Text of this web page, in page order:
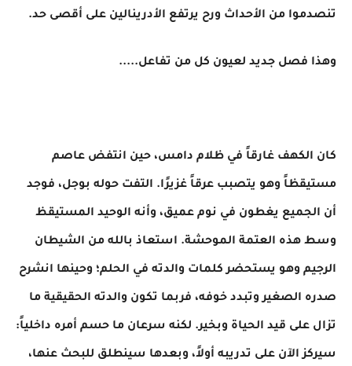
تنصدموا من الأحداث ورح يرتفع الأدرينالين على أقصى حد.
وهذا فصل جديد لعيون كل من تفاعل.....
​كان الكهف غارقاً في ظلام دامس، حين انتفض عاصم
مستيقظاً وهو يتصبب عرقاً غزيرًا. التفت حوله بوجل، فوجد
أن الجميع يغطون في نوم عميق، وأنه الوحيد المستيقظ
وسط هذه العتمة الموحشة. استعاذ بالله من الشيطان
الرجيم وهو يستحضر كلمات والدته في الحلم؛ وحينها انشرح
صدره الصغير وتبدد خوفه، فربما تكون والدته الحقيقية ما
تزال على قيد الحياة وبخير. لكنه سرعان ما حسم أمره داخلياً:
سيركز الآن على تدريبه أولاً، وبعدها سينطلق للبحث عنها،